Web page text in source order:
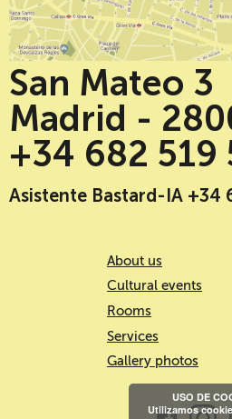
San Mateo 3
Madrid -
+34 682 519
Asistente Bastard-IA +34
About us
Cultural events
Rooms
Services
Gallery photos
USO DE
Utilizamos